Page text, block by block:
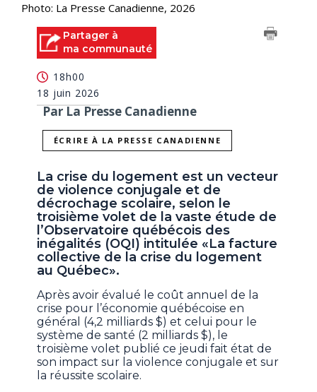
Photo: La Presse Canadienne, 2026
Partager à
ma communauté
18h00
18 juin 2026
Par La Presse Canadienne
ÉCRIRE À LA PRESSE CANADIENNE
La crise du logement est un vecteur
de violence conjugale et de
décrochage scolaire, selon le
troisième volet de la vaste étude de
l’Observatoire québécois des
inégalités (OQI) intitulée «La facture
collective de la crise du logement
au Québec».
Après avoir évalué le coût annuel de la
crise pour l’économie québécoise en
général (4,2 milliards $) et celui pour le
système de santé (2 milliards $), le
troisième volet publié ce jeudi fait état de
son impact sur la violence conjugale et sur
la réussite scolaire.